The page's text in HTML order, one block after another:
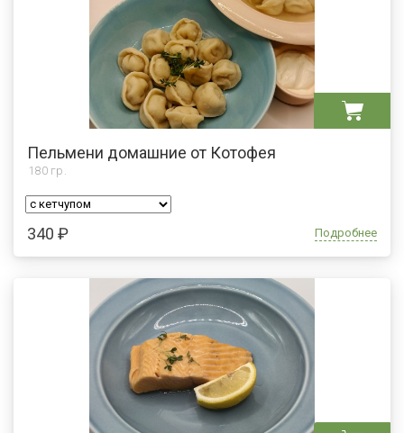
Пельмени домашние от Котофея
180 гр.
340 ₽ Подробнее